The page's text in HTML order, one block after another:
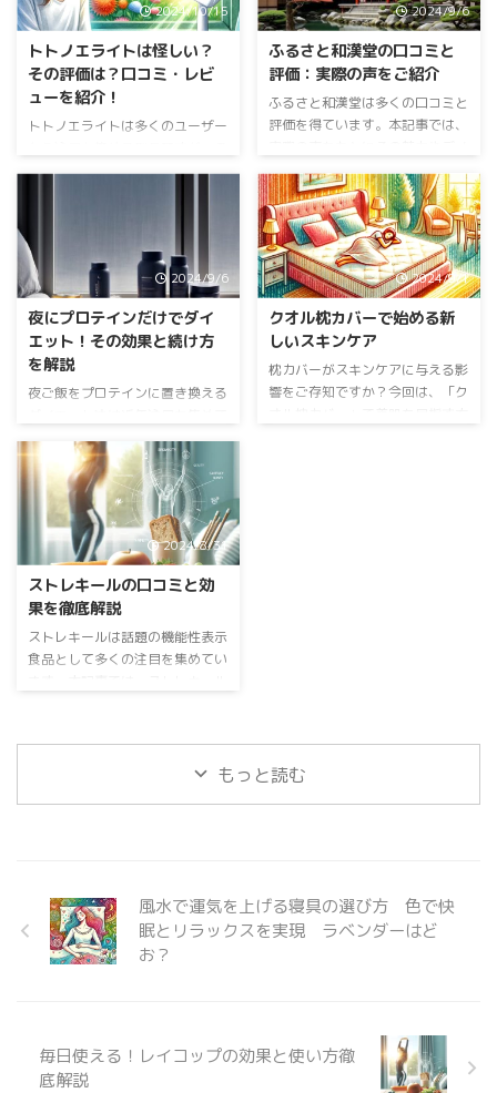
2024/10/15
トトノエライトは怪しい？
その評価は？口コミ・レビ
ューを紹介！
トトノエライトは多くのユーザー
の評判は賛否両論です。本記事で
トノエライトとは何か？ トトノ
エライトの基本機能 トトノエラ
イトは、光を用いて自然な目覚め
を促進する機器です。最大の特徴
は、強力な白色光と赤色ライトを
組み合わせることで、利用者の目
覚めを快適にする点です。トトノ
促すことを目的としています。
なぜ注目されるのか トトノエラ
2024/9/6
ふるさと和漢堂の口コミと
評価：実際の声をご紹介
ふるさと和漢堂は多くの口コミと
評価を得ています。本記事では、
リットを洗い出し、真実の姿をお
届けします。 ＜公式＞専門医療
チーム監修 自然派メンタルサプ
リ ふるさと和漢堂の評価 ユーザ
ー満足度 ふるさと和漢堂は、そ
の高品質な商品とサービスで、多
くのユーザーから高い評価を得て
います。ユーザー満足度は非常に
高く、リピーターも多く存在しま
す。特に、商品の効果を実感した
という声が多数寄せられており、
2024/9/6
夜にプロテインだけでダイ
エット！その効果と続け方
を解説
夜ご飯をプロテインに置き換える
います。この記事では、その効果
や正しい飲み方、注意点など、ポ
イントを詳しく解説します。 公
式【バルクオム夜プロテイン】休
息と体メンテをサポート 夜にプ
ロテインはどのような効果がある
のか 夜プロテインのダイエット
効果 夜にプロテインを飲むこと
で、より効率的に脂肪を燃焼させ
る効果が期待できます。プロテイ
ンは、筋肉の合成を促進する効果
増加し、脂肪燃焼を促進する効果
2024/9/1
クオル枕カバーで始める新
しいスキンケア
枕カバーがスキンケアに与える影
響をご存知ですか？今回は、「ク
2024/8/31
ストレキールの口コミと効
果を徹底解説
ストレキールは話題の機能性表示
食品として多くの注目を集めてい
す。この記事を読めば、ストレキ
ールがどのような製品なのか、ど
に健康維持や体調改善を目的とし
ています。ここではその基本情報
を紹介します。ストレキールは、
京都薬品ヘルスケア株式会社が製
もっと読む
風水で運気を上げる寝具の選び方 色で快
眠とリラックスを実現 ラベンダーはど
お？
毎日使える！レイコップの効果と使い方徹
底解説